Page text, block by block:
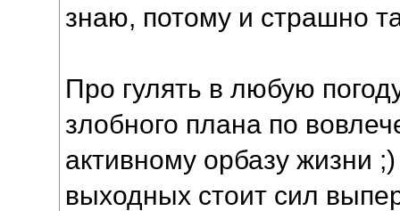
знаю, потому и страшно
Про гулять в любую
злобного плана по
активному орбазу жизни
выходных стоит сил